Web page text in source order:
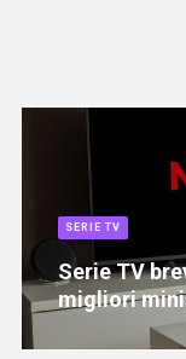
SERIE TV
Serie TV
migliori